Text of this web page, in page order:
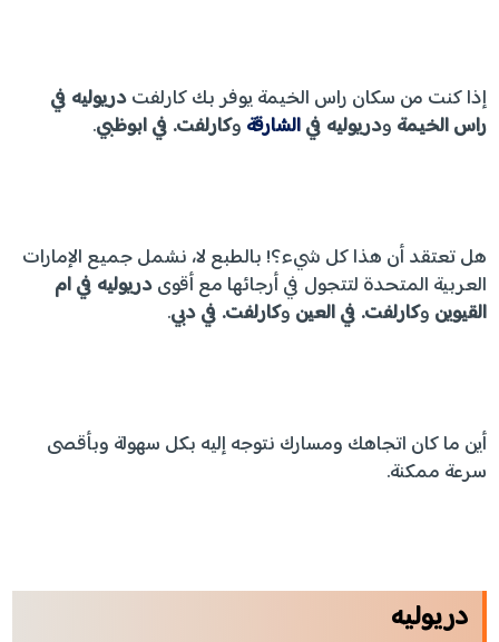
إذا كنت من سكان راس الخيمة يوفر بك كارلفتدريوليه في
راس الخيمة ودريوليه فيالشارقة وكارلفت. في ابوظبي.
هل تعتقد أن هذا كل شيء؟! بالطبع لا، نشمل جميع الإمارات
العربية المتحدة لتتجول في أرجائها مع أقوىدريوليه في ام
القيوين وكارلفت. في العين وكارلفت. في دبي.
أين ما كان اتجاهك ومسارك نتوجه إليه بكل سهولة وبأقصى
سرعة ممكنة.
دريوليه